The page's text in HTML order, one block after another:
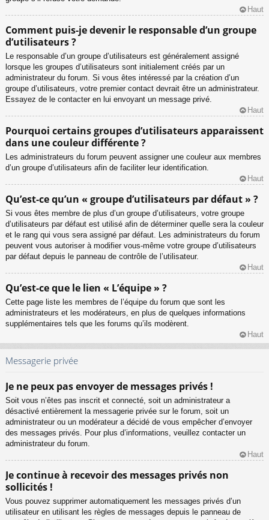
Haut
Comment puis-je devenir le responsable d’un groupe
d’utilisateurs ?
Le responsable d’un groupe d’utilisateurs est généralement assigné
lorsque les groupes d’utilisateurs sont initialement créés par un
administrateur du forum. Si vous êtes intéressé par la création d’un
groupe d’utilisateurs, votre premier contact devrait être un administrateur.
Essayez de le contacter en lui envoyant un message privé.
Haut
Pourquoi certains groupes d’utilisateurs apparaissent
dans une couleur différente ?
Les administrateurs du forum peuvent assigner une couleur aux membres
d’un groupe d’utilisateurs afin de faciliter leur identification.
Haut
Qu’est-ce qu’un « groupe d’utilisateurs par défaut » ?
Si vous êtes membre de plus d’un groupe d’utilisateurs, votre groupe
d’utilisateurs par défaut est utilisé afin de déterminer quelle sera la couleur
et le rang qui vous sera assigné par défaut. Les administrateurs du forum
peuvent vous autoriser à modifier vous-même votre groupe d’utilisateurs
par défaut depuis le panneau de contrôle de l’utilisateur.
Haut
Qu’est-ce que le lien « L’équipe » ?
Cette page liste les membres de l’équipe du forum que sont les
administrateurs et les modérateurs, en plus de quelques informations
supplémentaires tels que les forums qu’ils modèrent.
Haut
Messagerie privée
Je ne peux pas envoyer de messages privés !
Soit vous n’êtes pas inscrit et connecté, soit un administrateur a
désactivé entièrement la messagerie privée sur le forum, soit un
administrateur ou un modérateur a décidé de vous empêcher d’envoyer
des messages privés. Pour plus d’informations, veuillez contacter un
administrateur du forum.
Haut
Je continue à recevoir des messages privés non
sollicités !
Vous pouvez supprimer automatiquement les messages privés d’un
utilisateur en utilisant les règles de messages depuis le panneau de